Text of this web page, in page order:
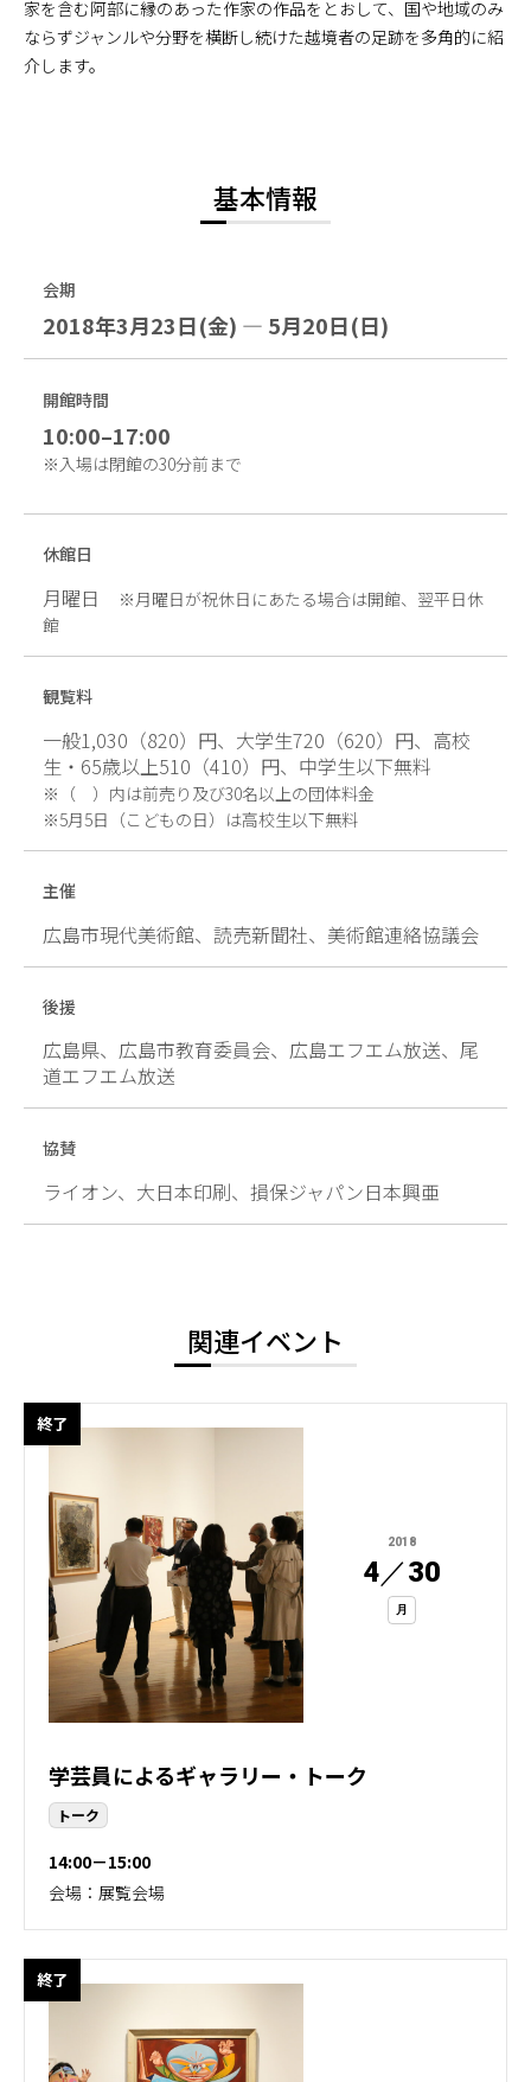
家を含む阿部に縁のあった作家の作品をとおして、国や地域のみ
ならずジャンルや分野を横断し続けた越境者の足跡を多角的に紹
介します。
基本情報
会期
2018年3月23日(金) — 5月20日(日)
開館時間
10:00–17:00
※入場は閉館の30分前まで
休館日
月曜日
※月曜日が祝休日にあたる場合は開館、翌平日休
館
観覧料
一般1,030（820）円、大学生720（620）円、高校
生・65歳以上510（410）円、中学生以下無料
※（ ）内は前売り及び30名以上の団体料金
※5月5日（こどもの日）は高校生以下無料
主催
広島市現代美術館、読売新聞社、美術館連絡協議会
後援
広島県、広島市教育委員会、広島エフエム放送、尾
道エフエム放送
協賛
ライオン、大日本印刷、損保ジャパン日本興亜
関連イベント
終了
2018
4／30
月
学芸員によるギャラリー・トーク
トーク
14:00－15:00
会場：展覧会場
終了